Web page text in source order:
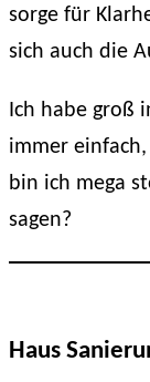
sorge für
sich auch die
Ich habe groß
immer
bin ich mega
sagen?
Haus